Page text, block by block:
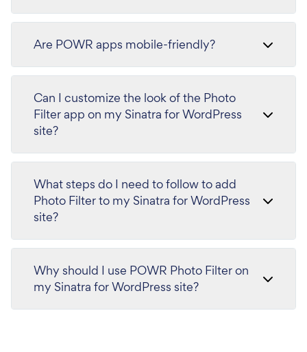
Are POWR apps mobile-friendly?
Can I customize the look of the Photo
Filter app on my Sinatra for WordPress
site?
What steps do I need to follow to add
Photo Filter to my Sinatra for WordPress
site?
Why should I use POWR Photo Filter on
my Sinatra for WordPress site?